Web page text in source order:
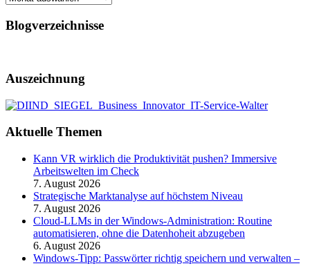
Blogverzeichnisse
Auszeichnung
Aktuelle Themen
Kann VR wirklich die Produktivität pushen? Immersive
Arbeitswelten im Check
7. August 2026
Strategische Marktanalyse auf höchstem Niveau
7. August 2026
Cloud-LLMs in der Windows-Administration: Routine
automatisieren, ohne die Datenhoheit abzugeben
6. August 2026
Windows-Tipp: Passwörter richtig speichern und verwalten –